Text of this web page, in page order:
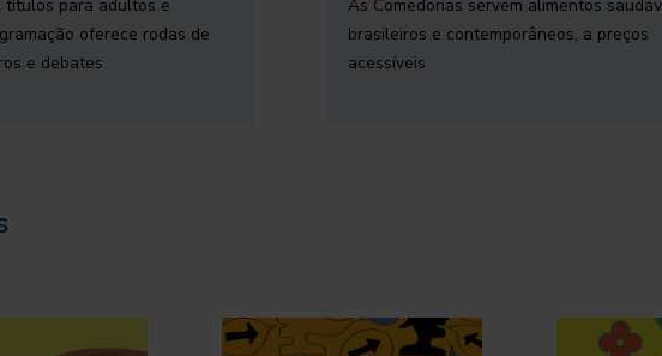
títulos para adultos e
oferece rodas de
e debates
As Comedorias servem alimentos
brasileiros e contemporâneos, a preços
acessíveis